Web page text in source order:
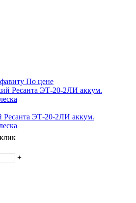
По цене
Ресанта ЭТ-20-2ЛИ аккум.
+